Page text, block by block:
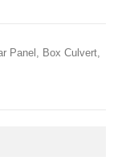
Panel, Box Culvert,